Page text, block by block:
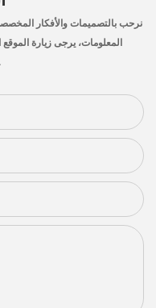
نرحب بالتصميمات والأفكار
المعلومات، يرجى زيارة الموقع